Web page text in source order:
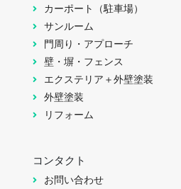
カーポート（駐車場）
サンルーム
門周り・アプローチ
壁・塀・フェンス
エクステリア＋外壁塗装
外壁塗装
リフォーム
コンタクト
お問い合わせ